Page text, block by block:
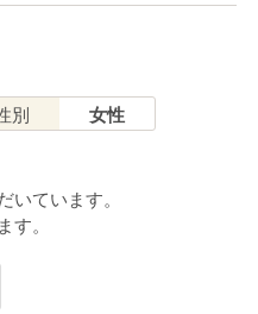
別 女性
いています。
す。